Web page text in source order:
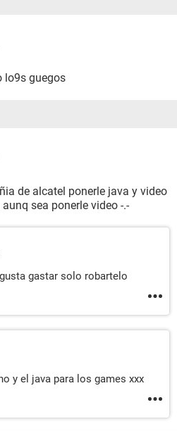
lo9s guegos
de alcatel ponerle java y video
sea ponerle video -.-
gastar solo robartelo
y el java para los games xxx